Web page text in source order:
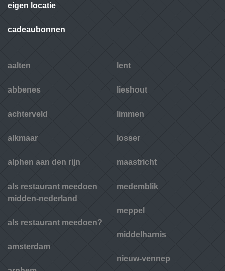
eigen locatie
cadeaubonnen
aalten
abbenes
achterveld
alkmaar
alphen aan den rijn
als restaurant meedoen
midden-nederland
als restaurant meedoen?
amsterdam
lent
lieshout
limmen
losser
maastricht
medemblik
meppel
middelharnis
nieuw-vennep